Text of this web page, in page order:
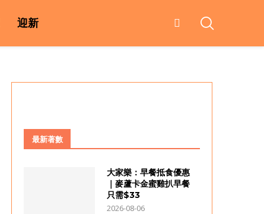
迎新
最新著數
大家樂：早餐抵食優惠
｜麥蘆卡金蜜雞扒早餐
只需$33
2026-08-06